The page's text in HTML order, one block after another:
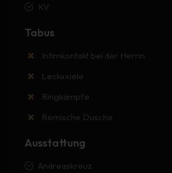
KV
Tabus
Intimkontakt bei der Herrin
Leckxxiele
Ringkämpfe
Römische Dusche
Ausstattung
Andreaskreuz